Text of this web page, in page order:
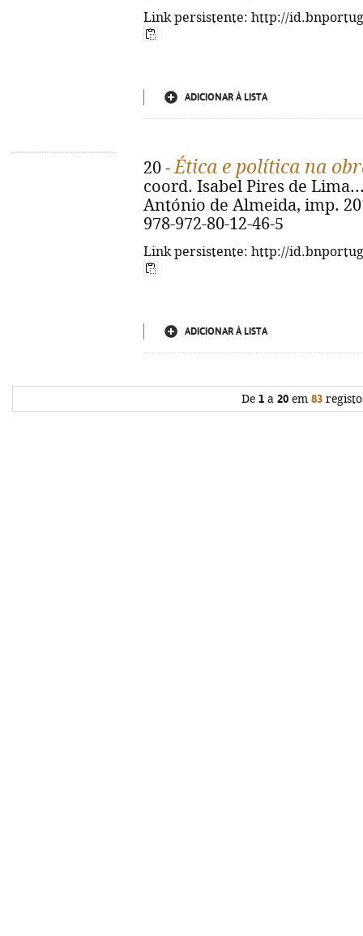
Link persistente: http://
ADICIONAR À LISTA
20 -Ética e política na
coord. Isabel Pires de
António de Almeida, imp.
978-972-80-12-46-5
Link persistente: http://
ADICIONAR À LISTA
De 1a 20em 83